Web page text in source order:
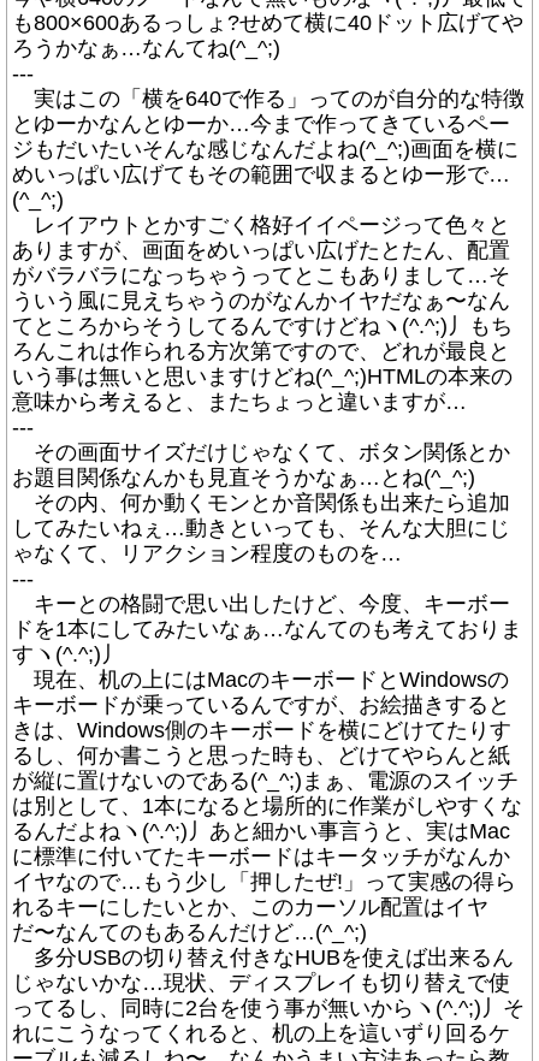
も800×600あるっしょ?せめて横に40ドット広げてや
ろうかなぁ…なんてね(^_^;)
---
実はこの「横を640で作る」ってのが自分的な特徴
とゆーかなんとゆーか…今まで作ってきているペー
ジもだいたいそんな感じなんだよね(^_^;)画面を横に
めいっぱい広げてもその範囲で収まるとゆー形で…
(^_^;)
レイアウトとかすごく格好イイページって色々と
ありますが、画面をめいっぱい広げたとたん、配置
がバラバラになっちゃうってとこもありまして…そ
ういう風に見えちゃうのがなんかイヤだなぁ〜なん
てところからそうしてるんですけどねヽ(^.^;)丿もち
ろんこれは作られる方次第ですので、どれが最良と
いう事は無いと思いますけどね(^_^;)HTMLの本来の
意味から考えると、またちょっと違いますが…
---
その画面サイズだけじゃなくて、ボタン関係とか
お題目関係なんかも見直そうかなぁ…とね(^_^;)
その内、何か動くモンとか音関係も出来たら追加
してみたいねぇ…動きといっても、そんな大胆にじ
ゃなくて、リアクション程度のものを…
---
キーとの格闘で思い出したけど、今度、キーボー
ドを1本にしてみたいなぁ…なんてのも考えておりま
すヽ(^.^;)丿
現在、机の上にはMacのキーボードとWindowsの
キーボードが乗っているんですが、お絵描きすると
きは、Windows側のキーボードを横にどけてたりす
るし、何か書こうと思った時も、どけてやらんと紙
が縦に置けないのである(^_^;)まぁ、電源のスイッチ
は別として、1本になると場所的に作業がしやすくな
るんだよねヽ(^.^;)丿あと細かい事言うと、実はMac
に標準に付いてたキーボードはキータッチがなんか
イヤなので…もう少し「押したぜ!」って実感の得ら
れるキーにしたいとか、このカーソル配置はイヤ
だ〜なんてのもあるんだけど…(^_^;)
多分USBの切り替え付きなHUBを使えば出来るん
じゃないかな…現状、ディスプレイも切り替えで使
ってるし、同時に2台を使う事が無いからヽ(^.^;)丿そ
れにこうなってくれると、机の上を這いずり回るケ